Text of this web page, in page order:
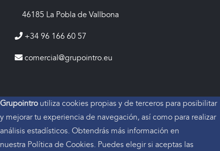
46185 La Pobla de Vallbona
+34 96 166 60 57
comercial@grupointro.eu
Grupointroutiliza cookies propias y de terceros para posibilitar
y mejorar tu experiencia de navegación, así como para realizar
análisis estadísticos. Obtendrás más información en
nuestra Política de Cookies. Puedes elegir si aceptas las